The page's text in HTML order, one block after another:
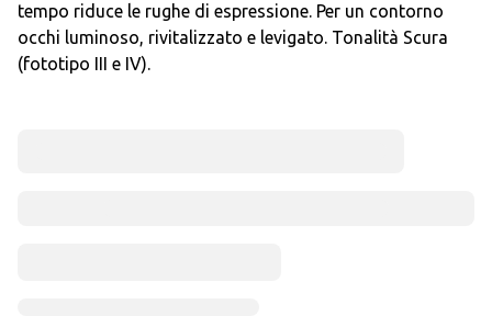
tempo riduce le rughe di espressione. Per un contorno
occhi luminoso, rivitalizzato e levigato. Tonalità Scura
(fototipo III e IV).